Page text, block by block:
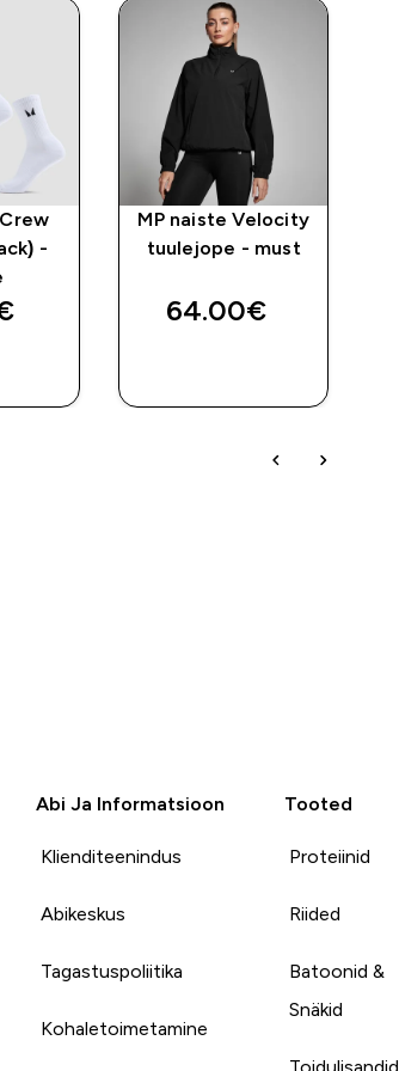
-
MP naiste Velocity
tuulejope - must
64.00€‎
Abi Ja Informatsioon
Klienditeenindus
Abikeskus
Tagastuspoliitika
Kohaletoimetamine
Tooted
Proteiinid
Riided
Batoonid &
Snäkid
Toidulisandid